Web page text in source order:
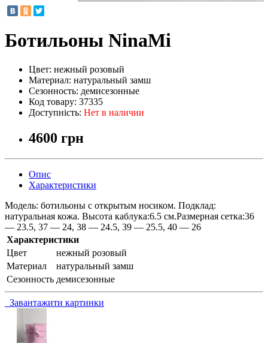
Ботильоны NinaMi
Цвет: нежный розовый
Материал: натуральный замш
Сезонность: демисезонные
Код товару: 37335
Доступність: Нет в наличии
4600 грн
Опис
Характеристики
Модель: ботильоны с открытым носиком. Подклад:
натуральная кожа. Высота каблука:6.5 см.Размерная сетка:36
— 23.5, 37 — 24, 38 — 24.5, 39 — 25.5, 40 — 26
Характеристики
Цвет
нежный розовый
Материал
натуральный замш
Сезонность демисезонные
Завантажити картинки